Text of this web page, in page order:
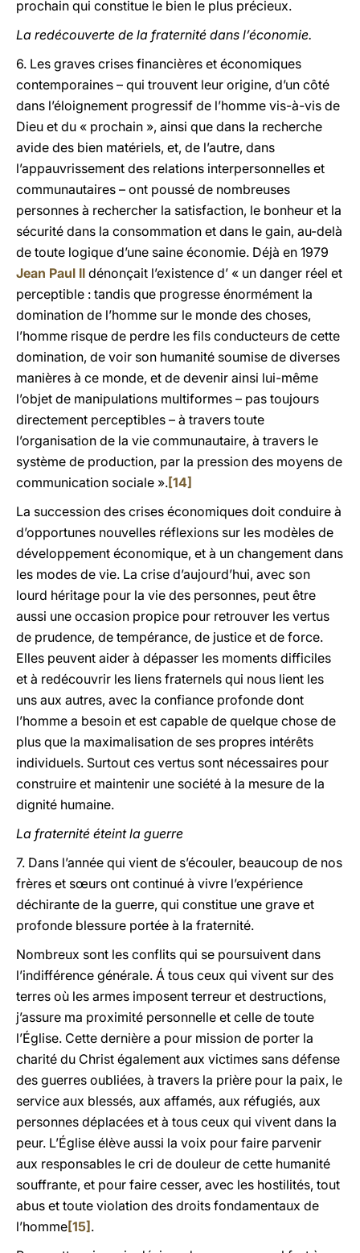
prochain qui constitue le bien le plus précieux.
La redécouverte de la fraternité dans l’économie.
6. Les graves crises financières et économiques
contemporaines – qui trouvent leur origine, d’un côté
dans l’éloignement progressif de l’homme vis-à-vis de
Dieu et du « prochain », ainsi que dans la recherche
avide des bien matériels, et, de l’autre, dans
l’appauvrissement des relations interpersonnelles et
communautaires – ont poussé de nombreuses
personnes à rechercher la satisfaction, le bonheur et la
sécurité dans la consommation et dans le gain, au-delà
de toute logique d’une saine économie. Déjà en 1979
Jean Paul II dénonçait l’existence d’ « un danger réel et
perceptible : tandis que progresse énormément la
domination de l’homme sur le monde des choses,
l’homme risque de perdre les fils conducteurs de cette
domination, de voir son humanité soumise de diverses
manières à ce monde, et de devenir ainsi lui-même
l’objet de manipulations multiformes – pas toujours
directement perceptibles – à travers toute
l’organisation de la vie communautaire, à travers le
système de production, par la pression des moyens de
communication sociale ».[14]
La succession des crises économiques doit conduire à
d’opportunes nouvelles réflexions sur les modèles de
développement économique, et à un changement dans
les modes de vie. La crise d’aujourd’hui, avec son
lourd héritage pour la vie des personnes, peut être
aussi une occasion propice pour retrouver les vertus
de prudence, de tempérance, de justice et de force.
Elles peuvent aider à dépasser les moments difficiles
et à redécouvrir les liens fraternels qui nous lient les
uns aux autres, avec la confiance profonde dont
l’homme a besoin et est capable de quelque chose de
plus que la maximalisation de ses propres intérêts
individuels. Surtout ces vertus sont nécessaires pour
construire et maintenir une société à la mesure de la
dignité humaine.
La fraternité éteint la guerre
7. Dans l’année qui vient de s’écouler, beaucoup de nos
frères et sœurs ont continué à vivre l’expérience
déchirante de la guerre, qui constitue une grave et
profonde blessure portée à la fraternité.
Nombreux sont les conflits qui se poursuivent dans
l’indifférence générale. Á tous ceux qui vivent sur des
terres où les armes imposent terreur et destructions,
j’assure ma proximité personnelle et celle de toute
l’Église. Cette dernière a pour mission de porter la
charité du Christ également aux victimes sans défense
des guerres oubliées, à travers la prière pour la paix, le
service aux blessés, aux affamés, aux réfugiés, aux
personnes déplacées et à tous ceux qui vivent dans la
peur. L’Église élève aussi la voix pour faire parvenir
aux responsables le cri de douleur de cette humanité
souffrante, et pour faire cesser, avec les hostilités, tout
abus et toute violation des droits fondamentaux de
l’homme[15] .